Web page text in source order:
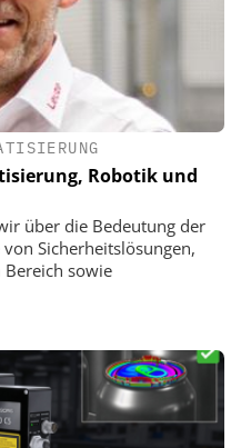
Robotik und
über die Bedeutung der
Sicherheitslösungen,
sowie